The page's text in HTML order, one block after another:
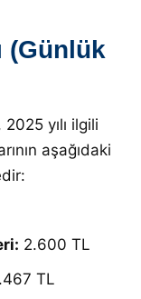
(Günlük
yılı ilgili
aşağıdaki
:
2.600 TL
TL